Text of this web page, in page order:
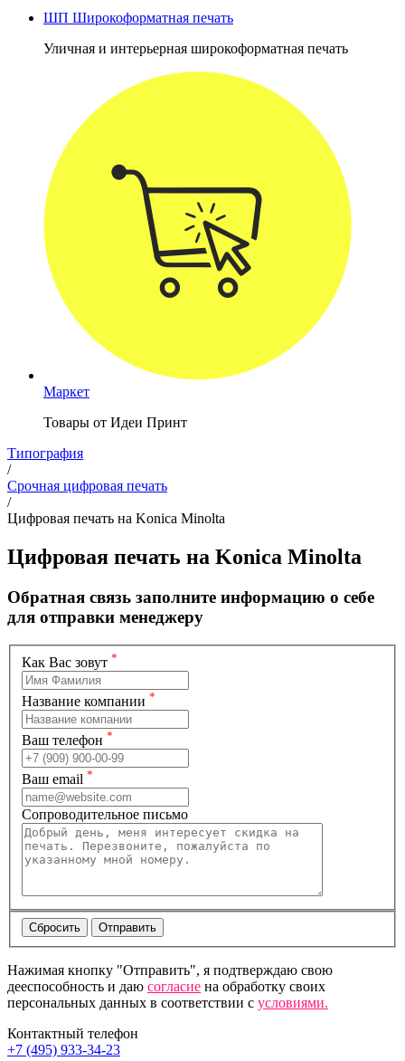
ШП Широкоформатная печать
Уличная и интерьерная широкоформатная печать
Маркет
Товары от Идеи Принт
Типография
/
Срочная цифровая печать
/
Цифровая печать на Konica Minolta
Цифровая печать на Konica Minolta
Обратная связь заполните информацию о себе
для отправки менеджеру
Как Вас зовут *
Название компании *
Ваш телефон *
Ваш email *
Сопроводительное письмо
Нажимая кнопку "Отправить", я подтверждаю свою
дееспособность и даю согласие на обработку своих
персональных данных в соответствии с условиями.
Контактный телефон
+7 (495) 933-34-23